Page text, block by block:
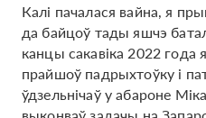
Калі пачалася вайна, я
да байцоў тады яшчэ
канцы сакавіка 2022 года
прайшоў падрыхтоўку і
ўдзельнічаў у абароне